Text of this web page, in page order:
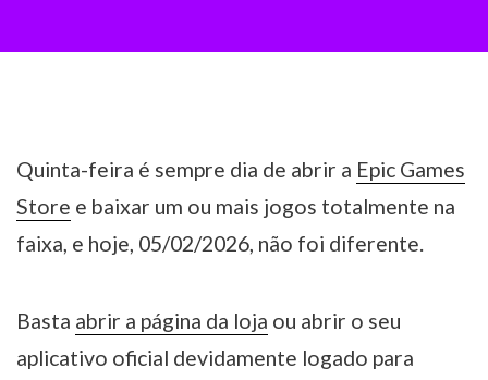
Quinta-feira é sempre dia de abrir a Epic Games
Store e baixar um ou mais jogos totalmente na
faixa, e hoje, 05/02/2026, não foi diferente.
Basta abrir a página da loja ou abrir o seu
aplicativo oficial devidamente logado para